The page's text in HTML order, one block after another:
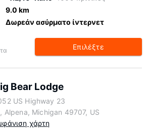
9.0 km
Δωρεάν ασύρματο ίντερνετ
Επιλέξτε
Bear Lodge
US Highway 23
Alpena, Michigan 49707, US
χάρτη